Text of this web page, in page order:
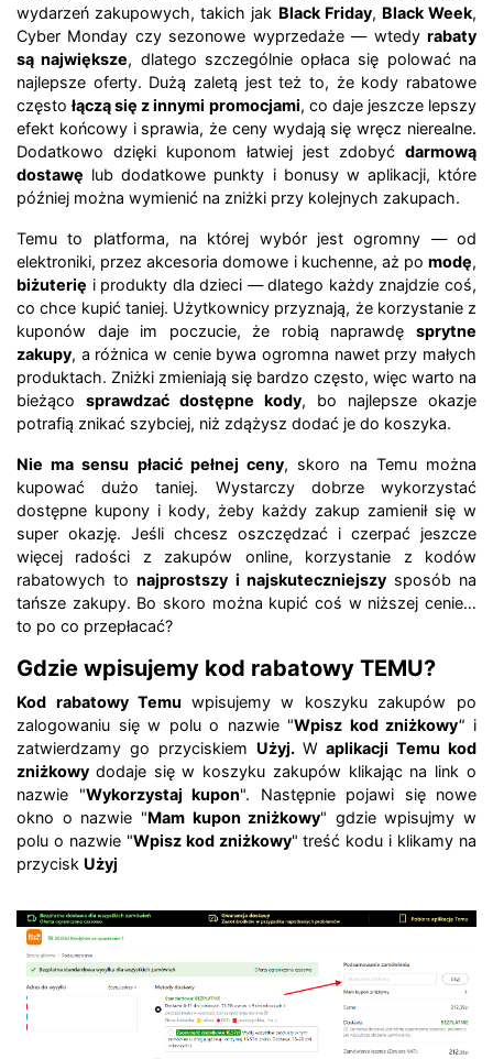
wydarzeń zakupowych, takich jak Black Friday, Black Week,
Cyber Monday czy sezonowe wyprzedaże — wtedy rabaty
są największe, dlatego szczególnie opłaca się polować na
najlepsze oferty. Dużą zaletą jest też to, że kody rabatowe
częstołączą się z innymi promocjami, co daje jeszcze lepszy
efekt końcowy i sprawia, że ceny wydają się wręcz nierealne.
Dodatkowo dzięki kuponom łatwiej jest zdobyć darmową
dostawę lub dodatkowe punkty i bonusy w aplikacji, które
później można wymienić na zniżki przy kolejnych zakupach.
Temu to platforma, na której wybór jest ogromny — od
elektroniki, przez akcesoria domowe i kuchenne, aż po modę,
biżuterię i produkty dla dzieci — dlatego każdy znajdzie coś,
co chce kupić taniej. Użytkownicy przyznają, że korzystanie z
kuponów daje im poczucie, że robią naprawdę sprytne
zakupy, a różnica w cenie bywa ogromna nawet przy małych
produktach. Zniżki zmieniają się bardzo często, więc warto na
bieżąco sprawdzać dostępne kody, bo najlepsze okazje
potrafią znikać szybciej, niż zdążysz dodać je do koszyka.
Nie ma sensu płacić pełnej ceny, skoro na Temu można
kupować dużo taniej. Wystarczy dobrze wykorzystać
dostępne kupony i kody, żeby każdy zakup zamienił się w
super okazję. Jeśli chcesz oszczędzać i czerpać jeszcze
więcej radości z zakupów online, korzystanie z kodów
rabatowych tonajprostszy i najskuteczniejszysposób na
tańsze zakupy. Bo skoro można kupić coś w niższej cenie…
to po co przepłacać?
Gdzie wpisujemy kod rabatowy TEMU?
Kod rabatowy Temu wpisujemy w koszyku zakupów po
zalogowaniu się w polu o nazwie "Wpisz kod zniżkowy" i
zatwierdzamy go przyciskiem Użyj. W aplikacji Temu kod
zniżkowy dodaje się w koszyku zakupów klikając na link o
nazwie "Wykorzystaj kupon". Następnie pojawi się nowe
okno o nazwie "Mam kupon zniżkowy" gdzie wpisujmy w
polu o nazwie "Wpisz kod zniżkowy" treść kodu i klikamy na
przycisk Użyj